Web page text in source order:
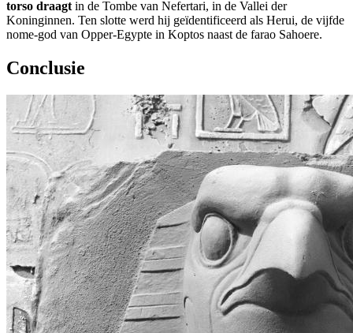
torso draagt in de Tombe van Nefertari, in de Vallei der
Koninginnen. Ten slotte werd hij geïdentificeerd als Herui, de vijfde
nome-god van Opper-Egypte in Koptos naast de farao Sahoere.
Conclusie